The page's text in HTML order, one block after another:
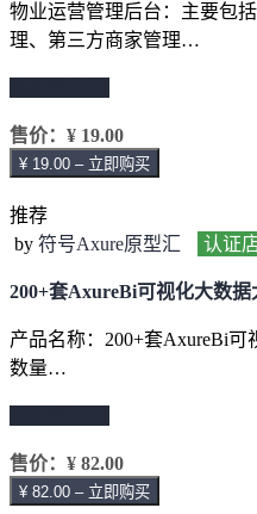
物业运营管理后台：主要包
理、第三方商家管理…
售价： ¥ 19.00
¥ 19.00 – 立即购买
推荐
by 符号Axure原型汇 认证
200+套AxureBi可视化大数据
产品名称：200+套AxureBi
数量…
售价： ¥ 82.00
¥ 82.00 – 立即购买